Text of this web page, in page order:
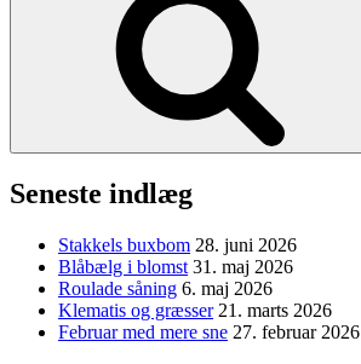
Seneste indlæg
Stakkels buxbom 28. juni 2026
Blåbælg i blomst 31. maj 2026
Roulade såning 6. maj 2026
Klematis og græsser 21. marts 2026
Februar med mere sne 27. februar 2026